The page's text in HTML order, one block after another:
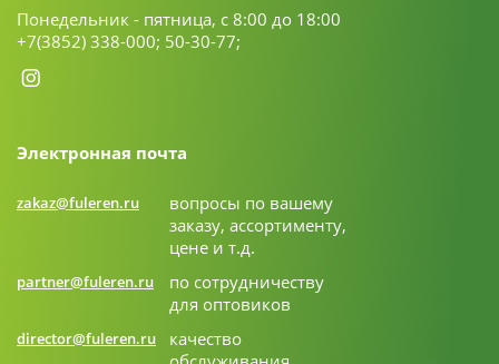
Понедельник - пятница, с 8:00 до 18:00
+7(3852) 338-000; 50-30-77;
Электронная почта
zakaz@fuleren.ru
вопросы по вашему
заказу, ассортименту,
цене и т.д.
partner@fuleren.ru
по сотрудничеству
для оптовиков
director@fuleren.ru
качество